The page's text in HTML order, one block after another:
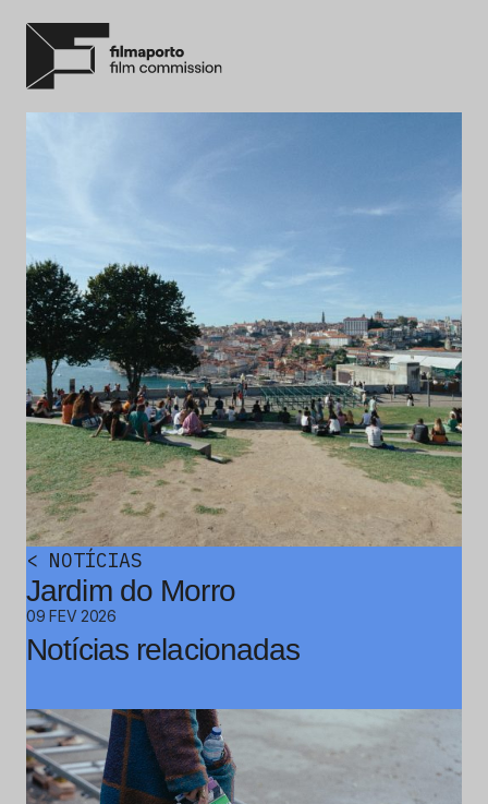
< NOTÍCIAS
Jardim do Morro
09 FEV 2026
Notícias relacionadas